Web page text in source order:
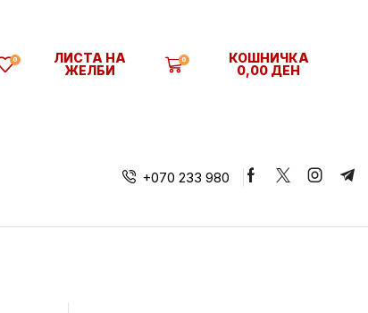
ЛИСТА НА
ЖЕЛБИ
0
КОШНИЧКА
0,00ДЕН
+070 233 980